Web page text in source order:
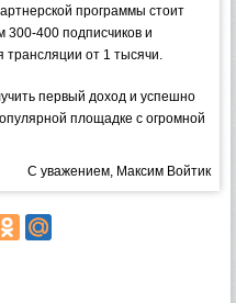
программы стоит
300-400 подписчиков и
трансляции от 1 тысячи.
первый доход и успешно
площадке с огромной
С уважением, Максим Войтик